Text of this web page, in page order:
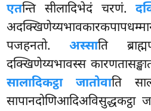
एतन्ति सीलादिभेदं चरणं.
पजहनतो.अस्साति
दक्खिणेय्यभावस्स
सालादिकट्ठा जातोवाति